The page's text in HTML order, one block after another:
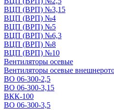
ВЦП (ВРП) №3,15
ВЦП (ВРП) №4
ВЦП (ВРП) №5
ВЦП (ВРП) №6,3
ВЦП (ВРП) №8
ВЦП (ВРП) №10
Вентиляторы осевые
Вентиляторы осевые
ВО 06-300-2,5
ВО 06-300-3,15
ВКК-100
ВО 06-300-3,5